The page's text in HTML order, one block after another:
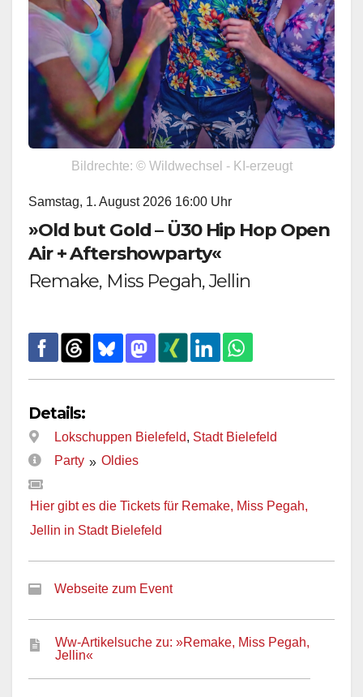
Bildrechte: © Wildwechsel - KI-erzeugt
Samstag, 1. August 2026 16:00 Uhr
»Old but Gold – Ü30 Hip Hop Open
Air + Aftershowparty«
Remake, Miss Pegah, Jellin
Details:
Lokschuppen Bielefeld, Stadt Bielefeld
Party » Oldies
Hier gibt es die Tickets für Remake, Miss Pegah,
Jellin in Stadt Bielefeld
Webseite zum Event
Ww-Artikelsuche zu: »Remake, Miss Pegah,
Jellin«